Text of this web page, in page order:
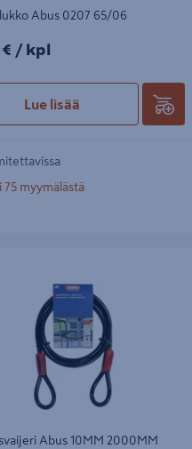
Abus 0207 65/06
kpl
/ kpl
Lue lisää
75 myymälästä
Abus 10MM 2000MM